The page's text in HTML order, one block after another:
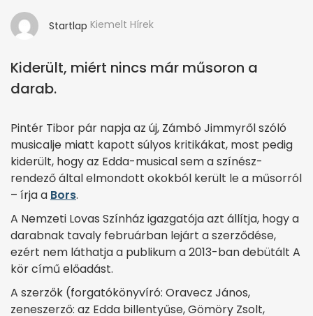
Startlap Kiemelt Hírek
Kiderült, miért nincs már műsoron a
darab.
Pintér Tibor pár napja az új, Zámbó Jimmyről szóló
musicalje miatt kapott súlyos kritikákat, most pedig
kiderült, hogy az Edda-musical sem a színész-
rendező által elmondott okokból került le a műsorról
– írja a Bors.
A Nemzeti Lovas Színház igazgatója azt állítja, hogy a
darabnak tavaly februárban lejárt a szerződése,
ezért nem láthatja a publikum a 2013-ban debütált A
kör című előadást.
A szerzők (forgatókönyvíró: Oravecz János,
zeneszerző: az Edda billentyűse, Gömöry Zsolt,